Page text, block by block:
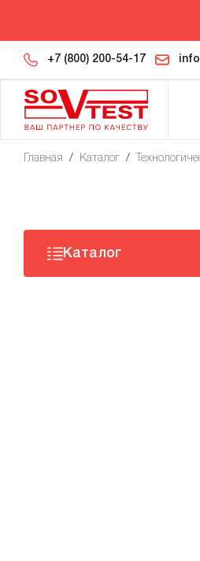
+7 (800) 200-54-17
Главная / Каталог /
Каталог